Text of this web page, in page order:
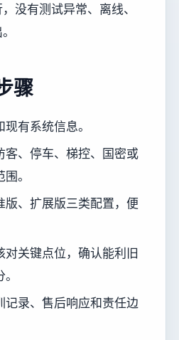
没有测试异常、离线、
骤
有系统信息。
客、停车、梯控、国密或
。
版、扩展版三类配置，便
对关键点位，确认能利旧
记录、售后响应和责任边